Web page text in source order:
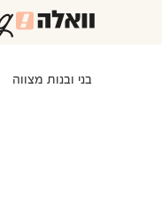
בני ובנות מצווה